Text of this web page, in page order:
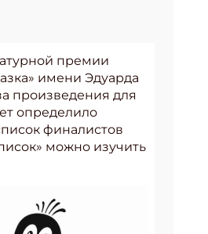
премии
имени Эдуарда
произведения для
определило
финалистов
можно изучить